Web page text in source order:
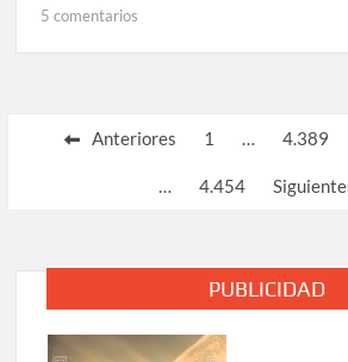
5 comentarios
vamos
programa
Paginación
Anteriores 1 … 4.389
… 4.454
PUBLICIDAD